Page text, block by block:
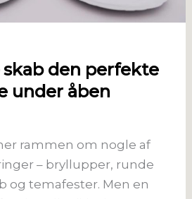
skab den perfekte
under åben
rammen om nogle af
– bryllupper, runde
og temafester. Men en